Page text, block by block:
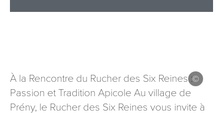
À la Rencontre du Rucher des Six Reines :
Passion et Tradition Apicole Au village de
Prény, le Rucher des Six Reines vous invite à
Les informations recueillies à partir de ce formulaire sont
nécessaires au traitement de votre demande (sauf
mention contraire). Vous disposez d’un droit d’accès, de